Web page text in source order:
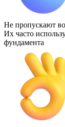
Не пропускают
Их часто
фундамента